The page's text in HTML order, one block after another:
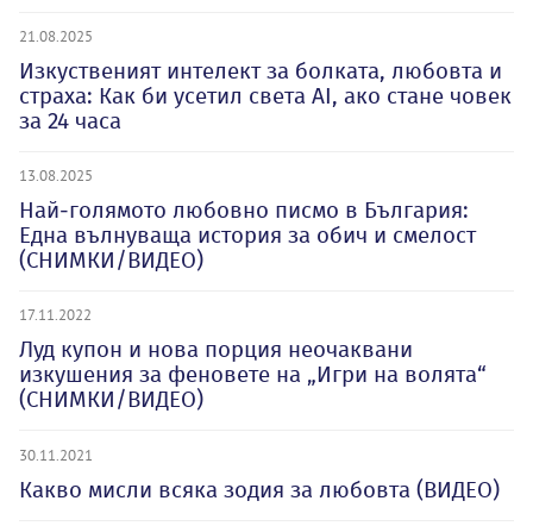
21.08.2025
Изкуственият интелект за болката, любовта и
страха: Как би усетил света AI, ако стане човек
за 24 часа
13.08.2025
Най-голямото любовно писмо в България:
Една вълнуваща история за обич и смелост
(СНИМКИ/ВИДЕО)
17.11.2022
Луд купон и нова порция неочаквани
изкушения за феновете на „Игри на волята“
(СНИМКИ/ВИДЕО)
30.11.2021
Какво мисли всяка зодия за любовта (ВИДЕО)